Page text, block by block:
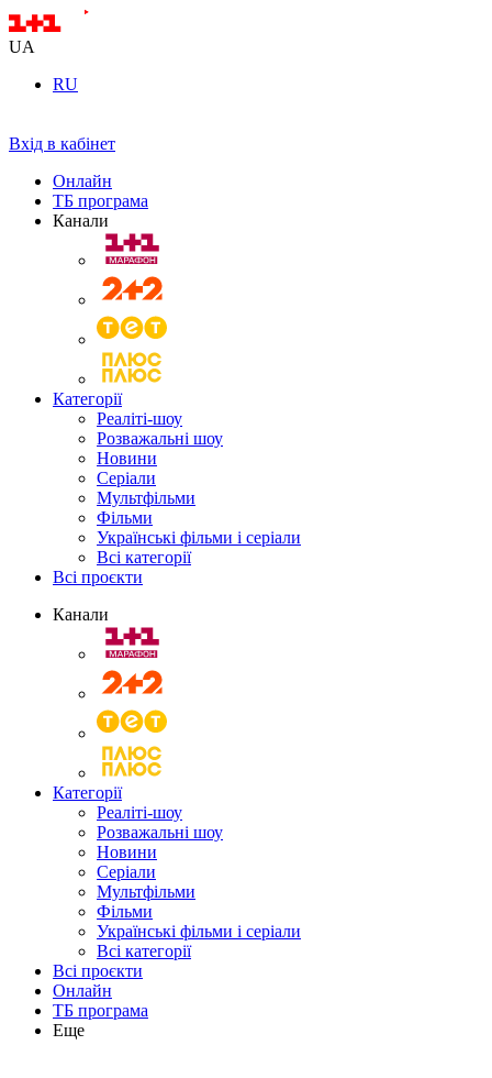
UA
RU
Вхід в кабінет
Онлайн
ТБ програма
Канали
Категорії
Реаліті-шоу
Розважальні шоу
Новини
Серіали
Мультфільми
Фільми
Українські фільми і серіали
Всі категорії
Всі проєкти
Канали
Категорії
Реаліті-шоу
Розважальні шоу
Новини
Серіали
Мультфільми
Фільми
Українські фільми і серіали
Всі категорії
Всі проєкти
Онлайн
ТБ програма
Еще